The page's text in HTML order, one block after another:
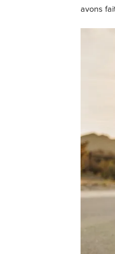
avons